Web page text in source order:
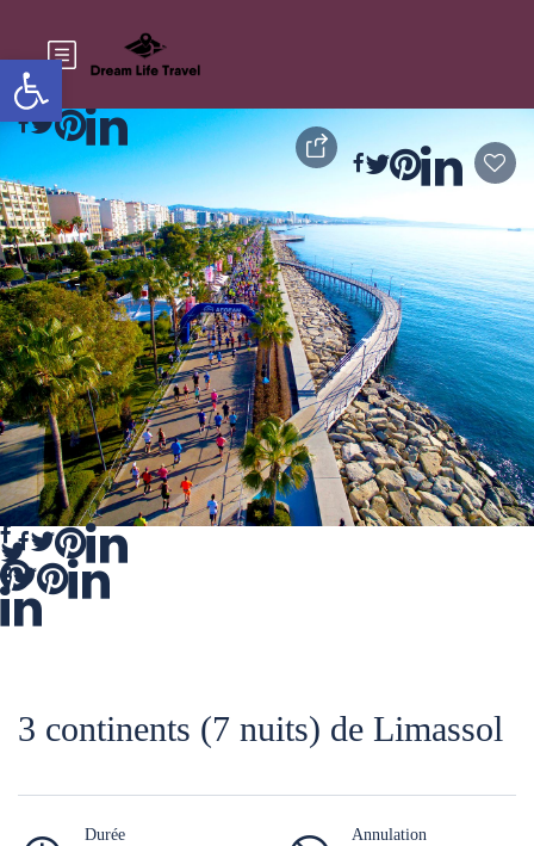
Ouvrir la barre d'outils
3 continents (7 nuits) de Limassol
Durée
Annulation